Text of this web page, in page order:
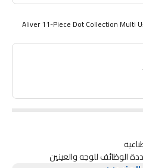
Aliver 11-Piece Dot Collection Multi
الوظائف للوجه والعينين